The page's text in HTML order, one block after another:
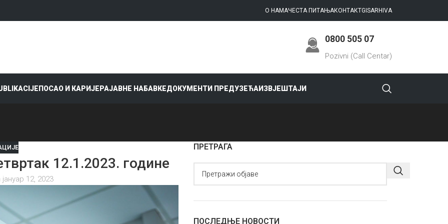
О НАМАЧЕСТА ПИТАЊАКОНТАКТGISARHIVA
0800 505 07
Pozivni (Call Centar)
ПОСАО И КАРИЈЕРАЈАВНЕ НАБАВКЕДОКУМЕНТИ ПРЕДУЗЕЋАИЗВЈЕШТАЈИ
12.1.2023. године
јануар 12, 2023
ПРЕТРАГА
ПОСЛЕДЊЕ НОВОСТИ